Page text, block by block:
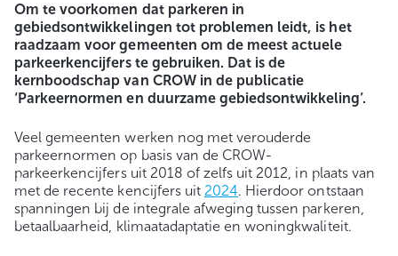
Om te voorkomen dat parkeren in
gebiedsontwikkelingen tot problemen leidt, is het
raadzaam voor gemeenten om de meest actuele
parkeerkencijfers te gebruiken. Dat is de
kernboodschap van CROW in de publicatie
‘Parkeernormen en duurzame gebiedsontwikkeling’.
Veel gemeenten werken nog met verouderde
parkeernormen op basis van de CROW-
parkeerkencijfers uit 2018 of zelfs uit 2012, in plaats van
met de recente kencijfers uit 2024. Hierdoor ontstaan
spanningen bij de integrale afweging tussen parkeren,
betaalbaarheid, klimaatadaptatie en woningkwaliteit.